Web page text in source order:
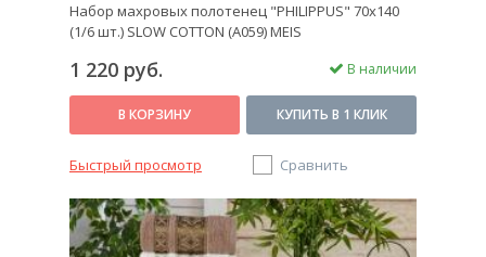
Набор махровых полотенец "PHILIPPUS" 70х140
(1/6 шт.) SLOW COTTON (A059) MEIS
1 220 руб. В наличии
В КОРЗИНУ КУПИТЬ В 1 КЛИК
Быстрый просмотр Сравнить